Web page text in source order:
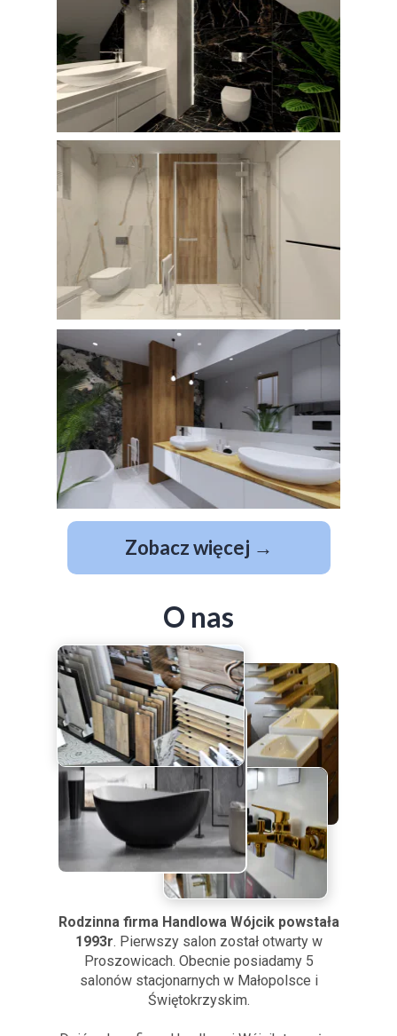
Zobacz więcej →
O nas
Rodzinna firma Handlowa Wójcik powstała
1993r. Pierwszy salon został otwarty w
Proszowicach. Obecnie posiadamy 5
salonów stacjonarnych w Małopolsce i
Świętokrzyskim.